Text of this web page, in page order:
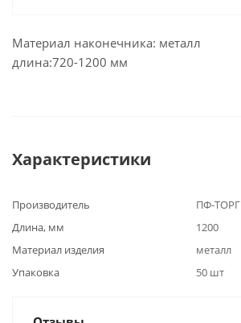
Материал наконечника: металл
длина:720-1200 мм
Характеристики
Производитель
ПФ-ТОРГ
Длина, мм
1200
Материал изделия
металл
Упаковка
50 шт